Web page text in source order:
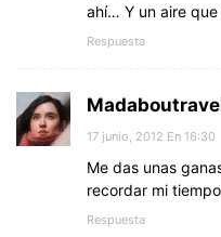
ahí… Y un aire
Respuesta
17 junio, 2012 En 16:30
Me das unas
recordar mi
Respuesta